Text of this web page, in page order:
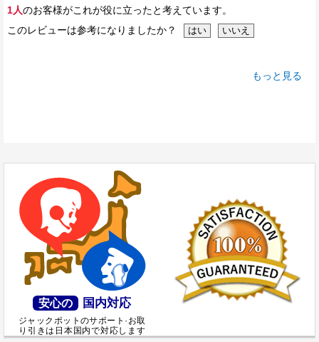
1人のお客様がこれが役に立ったと考えています。
このレビューは参考になりましたか？
もっと見る
安心の 国内対応
ジャックポットのサポート·お取
り引きは日本国内で対応します